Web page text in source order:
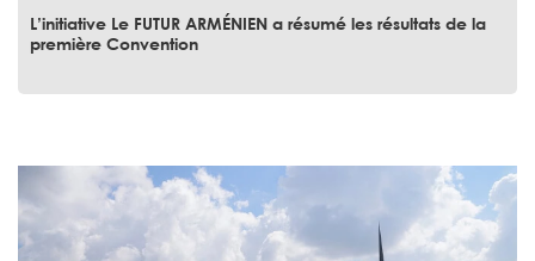
L’initiative Le FUTUR ARMÉNIEN a résumé les résultats de la
première Convention